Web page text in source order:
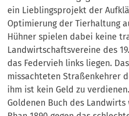
ein Lieblingsprojekt der
Optimierung der Tierhaltung
Hühner spielen dabei keine
Landwirtschaftsvereine des
das Federvieh links liegen.
missachteten Straßenkehrer
ihm ist kein Geld zu
Goldenen Buch des